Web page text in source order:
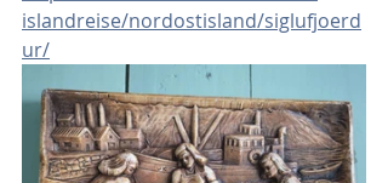
islandreise/nordostisland/siglufjoerd
ur/